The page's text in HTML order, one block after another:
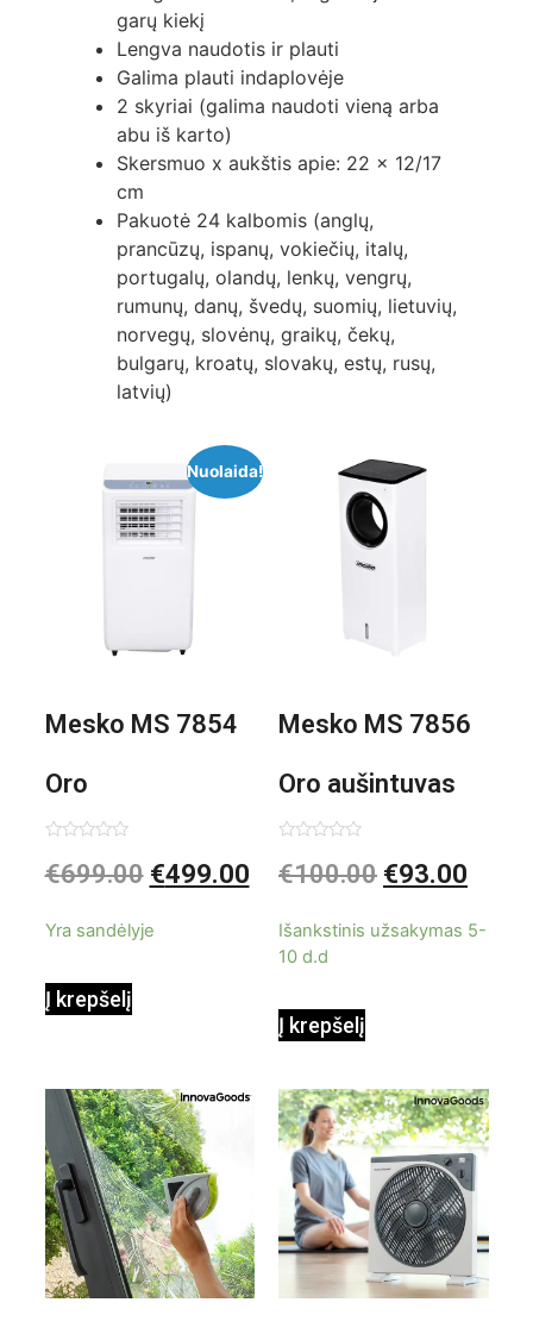
garų kiekį
Lengva naudotis ir plauti
Galima plauti indaplovėje
2 skyriai (galima naudoti vieną arba
abu iš karto)
Skersmuo x aukštis apie: 22 x 12/17
cm
Pakuotė 24 kalbomis (anglų,
prancūzų, ispanų, vokiečių, italų,
portugalų, olandų, lenkų, vengrų,
rumunų, danų, švedų, suomių, lietuvių,
norvegų, slovėnų, graikų, čekų,
bulgarų, kroatų, slovakų, estų, rusų,
latvių)
Nuolaida!
Mesko MS 7854
Oro
kondicionierius
0
iš
€699.00 €499.00
Yra sandėlyje
Į krepšelį
Mesko MS 7856
Oro aušintuvas
be ašmenų 3in1
0
iš
€100.00 €93.00
Išankstinis užsakymas 5-
10 d.d
Į krepšelį